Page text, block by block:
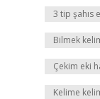
3 tip şahıs
Bilmek
Çekim eki
Kelime